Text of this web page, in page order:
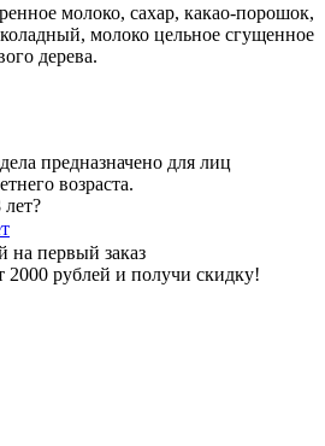
молоко, сахар, какао-порошок,
молоко цельное сгущенное
дерева.
предназначено для лиц
возраста.
на первый заказ
2000 рублей и получи скидку!